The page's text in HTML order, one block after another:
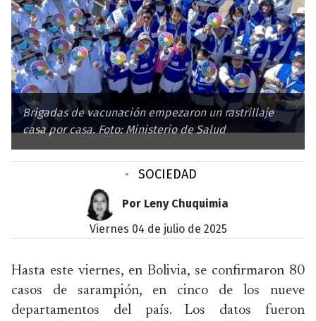
Brigadas de vacunación empezaron un rastrillaje
casa por casa. Foto: Ministerio de Salud
• SOCIEDAD
Por Leny Chuquimia
viernes 04 de julio de 2025
Hasta este viernes, en Bolivia, se confirmaron 80
casos de sarampión, en cinco de los nueve
departamentos del país. Los datos fueron